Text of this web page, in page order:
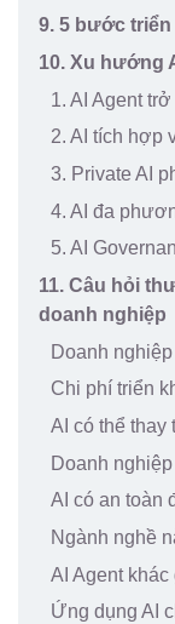
9. 5 bước
10. Xu hướng
1. AI Agent
2. AI tích hợp
3. Private AI
4. AI đa
5. AI
11. Câu hỏi
doanh nghiệp
Doanh
Chi phí triển
AI có thể thay
Doanh
AI có an toàn
Ngành nghề
AI Agent khác
Ứng dụng AI